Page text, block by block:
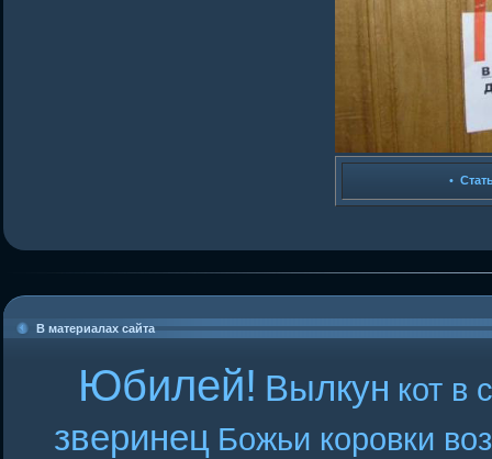
•
В материалах сайта
Юбилей! Вылкун кот в
зверинец Божьи коровки